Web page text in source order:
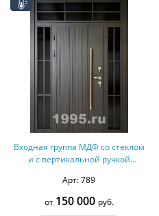
Входная группа МДФ со стеклом
и с вертикальной ручкой
Арт: 789
от 150 000 руб.